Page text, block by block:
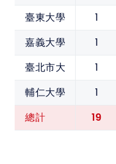
臺東大學 1
嘉義大學 1
臺北市大 1
輔仁大學 1
總計 19